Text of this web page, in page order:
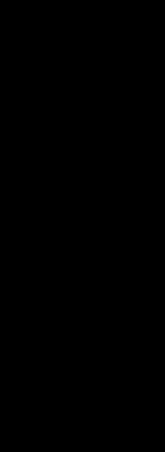
AUTRE(S)
Version originale